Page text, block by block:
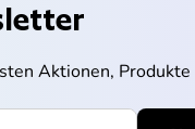
Aktionen,